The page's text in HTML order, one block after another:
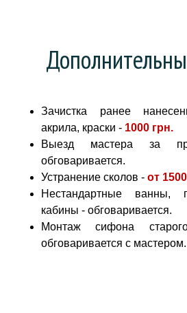
Зачистка ранее
акрила, краски - 1000 грн.
Выезд мастера за
обговаривается.
Устранение сколов - от
Нестандартные ванны,
кабины - обговаривается.
Монтаж сифона
обговаривается с мастером.